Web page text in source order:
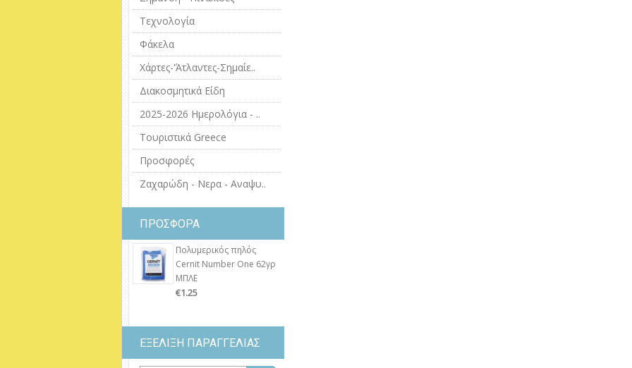
Τεχνολογία
Φάκελα
Χάρτες-'Άτλαντες-Σημαίε..
Διακοσμητικά Είδη
2025-2026 Ημερολόγια - ..
Τουριστικά Greece
Προσφορές
Ζαχαρώδη - Νερα - Αναψυ..
ΠΡΟΣΦΟΡΑ
Πολυμερικός πηλός
Cernit Number One 62γρ
ΜΠΛΕ
€1.25
ΕΞΕΛΙΞΗ ΠΑΡΑΓΓΕΛΙΑΣ